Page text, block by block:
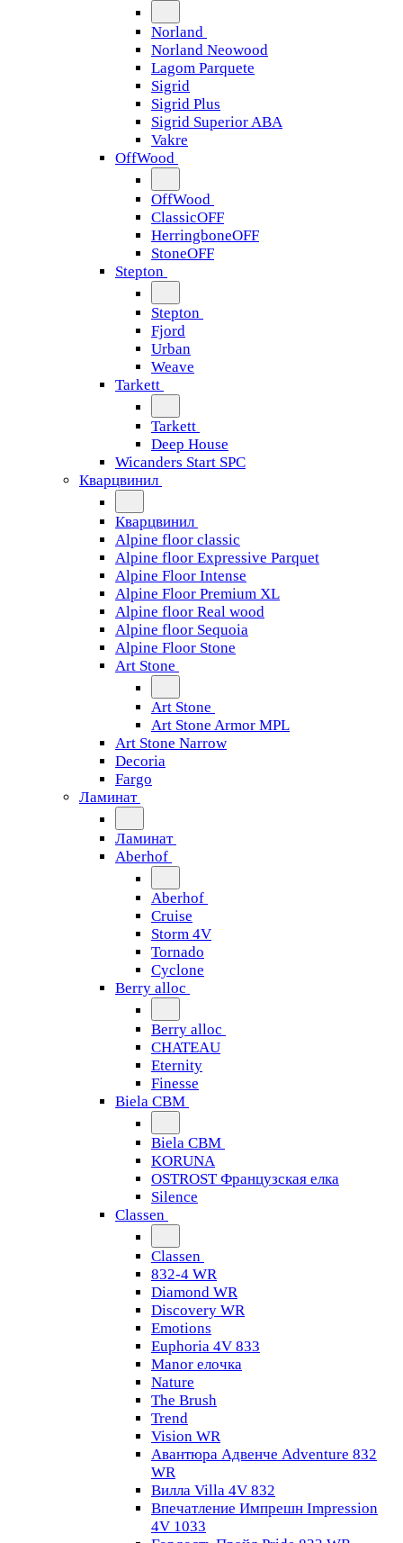
Norland
Norland Neowood
Lagom Parquete
Sigrid
Sigrid Plus
Sigrid Superior ABA
Vakre
OffWood
OffWood
ClassicOFF
HerringboneOFF
StoneOFF
Stepton
Stepton
Fjord
Urban
Weave
Tarkett
Tarkett
Deep House
Wicanders Start SPC
Кварцвинил
Кварцвинил
Alpine floor classic
Alpine floor Expressive Parquet
Alpine Floor Intense
Alpine Floor Premium XL
Alpine floor Real wood
Alpine floor Sequoia
Alpine Floor Stone
Art Stone
Art Stone
Art Stone Armor MPL
Art Stone Narrow
Decoria
Fargo
Ламинат
Ламинат
Aberhof
Aberhof
Cruise
Storm 4V
Tornado
Сyclone
Berry alloc
Berry alloc
CHATEAU
Eternity
Finesse
Biela CBM
Biela CBM
KORUNA
OSTROST Французская елка
Silence
Classen
Classen
832-4 WR
Diamond WR
Discovery WR
Emotions
Euphoria 4V 833
Manor елочка
Nature
The Brush
Trend
Vision WR
Авантюра Адвенче Adventure 832
WR
Вилла Villa 4V 832
Впечатление Импрешн Impression
4V 1033